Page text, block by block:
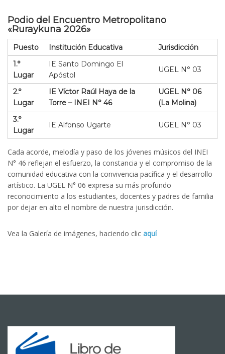
Podio del Encuentro Metropolitano
«Ruraykuna 2026»
Puesto Institución Educativa
Jurisdicción
1.°
Lugar
IE Santo Domingo El
Apóstol
UGEL N° 03
2.°
Lugar
IE Víctor Raúl Haya de la
Torre – INEI N° 46
UGEL N° 06
(La Molina)
3.°
Lugar
IE Alfonso Ugarte UGEL N° 03
Cada acorde, melodía y paso de los jóvenes músicos del INEI
N° 46 reflejan el esfuerzo, la constancia y el compromiso de la
comunidad educativa con la convivencia pacífica y el desarrollo
artístico. La UGEL N° 06 expresa su más profundo
reconocimiento a los estudiantes, docentes y padres de familia
por dejar en alto el nombre de nuestra jurisdicción.
Vea la Galería de imágenes, haciendo clic aquí